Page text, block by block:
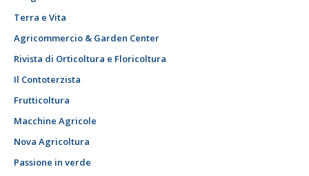
Terra e Vita
Agricommercio & Garden Center
Rivista di Orticoltura e Floricoltura
Il Contoterzista
Frutticoltura
Macchine Agricole
Nova Agricoltura
Passione in verde